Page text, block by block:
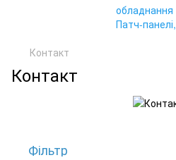
Контакт
Контакт
Фільтр